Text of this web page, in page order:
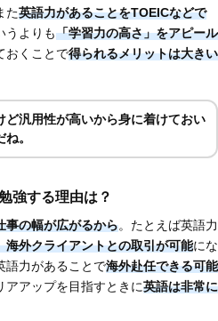
た英語力があることをTOEICなどで
うよりも「学習力の高さ」をアピール
おくことで得られるメリットは大きい
ど汎用性が高いから身に着けておい
。
強する理由は？
事の幅が広がるから。たとえば英語力
海外クライアントとの取引が可能にな
語力があることで海外赴任できる可能
アアップを目指すときに英語は非常に